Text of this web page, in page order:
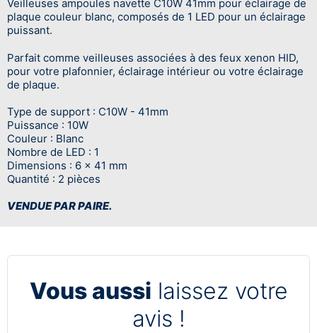
Veilleuses ampoules navette C10W 41mm pour éclairage de
plaque couleur blanc, composés de 1 LED pour un éclairage
puissant.
Parfait comme veilleuses associées à des feux xenon HID,
pour votre plafonnier, éclairage intérieur ou votre éclairage
de plaque.
Type de support : C10W - 41mm
Puissance : 10W
Couleur : Blanc
Nombre de LED : 1
Dimensions : 6 x 41 mm
Quantité : 2 pièces
VENDUE PAR PAIRE.
Vous aussi laissez votre
avis !